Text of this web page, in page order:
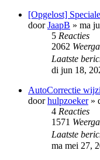
[Opgelost]
doorJaapB » ma
5 Reacties
2062
Laatste
di jun 18,
AutoCorrectie
doorhulpzoeker»
4 Reacties
1571
Laatste
ma mei 27,